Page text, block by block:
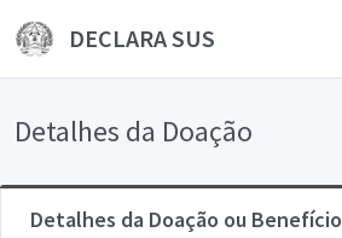
DECLARA SUS
Detalhes da Doação
Detalhes da Doação ou Benefício